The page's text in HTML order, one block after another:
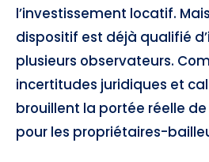
l’investissement locatif.
dispositif est déjà qualifié
plusieurs observateurs.
incertitudes juridiques et
brouillent la portée réelle
pour les propriétaires-